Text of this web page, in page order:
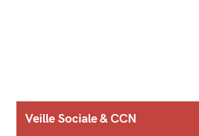
Veille Sociale & CCN